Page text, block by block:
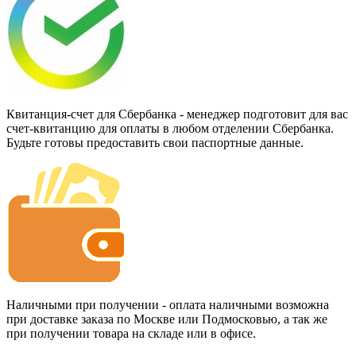
Квитанция-счет для Сбербанка - менеджер подготовит для вас
счет-квитанцию для оплаты в любом отделении Сбербанка.
Будьте готовы предоставить свои паспортные данные.
Наличными при получении - оплата наличными возможна
при доставке заказа по Москве или Подмосковью, а так же
при получении товара на складе или в офисе.